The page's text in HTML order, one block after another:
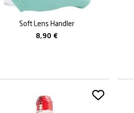
Soft Lens Handler
8,90 €